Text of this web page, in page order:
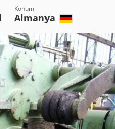
Konum
Almanya